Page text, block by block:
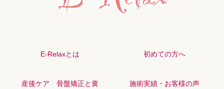
E-Relaxとは 初めての方へ
産後ケア 骨盤矯正と黄
施術実績・お客様の声